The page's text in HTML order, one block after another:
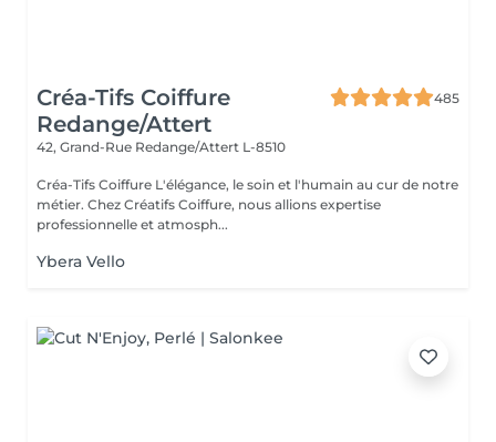
Créa-Tifs Coiffure
Redange/Attert
485
42, Grand-Rue Redange/Attert L-8510
Créa-Tifs Coiffure L'élégance, le soin et l'humain au cur de notre
métier. Chez Créatifs Coiffure, nous allions expertise
professionnelle et atmosph...
Ybera Vello